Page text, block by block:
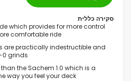
סקירה כללית
which provides for more control
comfortable ride.
are practically indestructible and
grinds.
the Sachem 1.0 which is a
way you feel your deck.